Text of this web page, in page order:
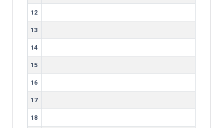
12
13
14
15
16
17
18